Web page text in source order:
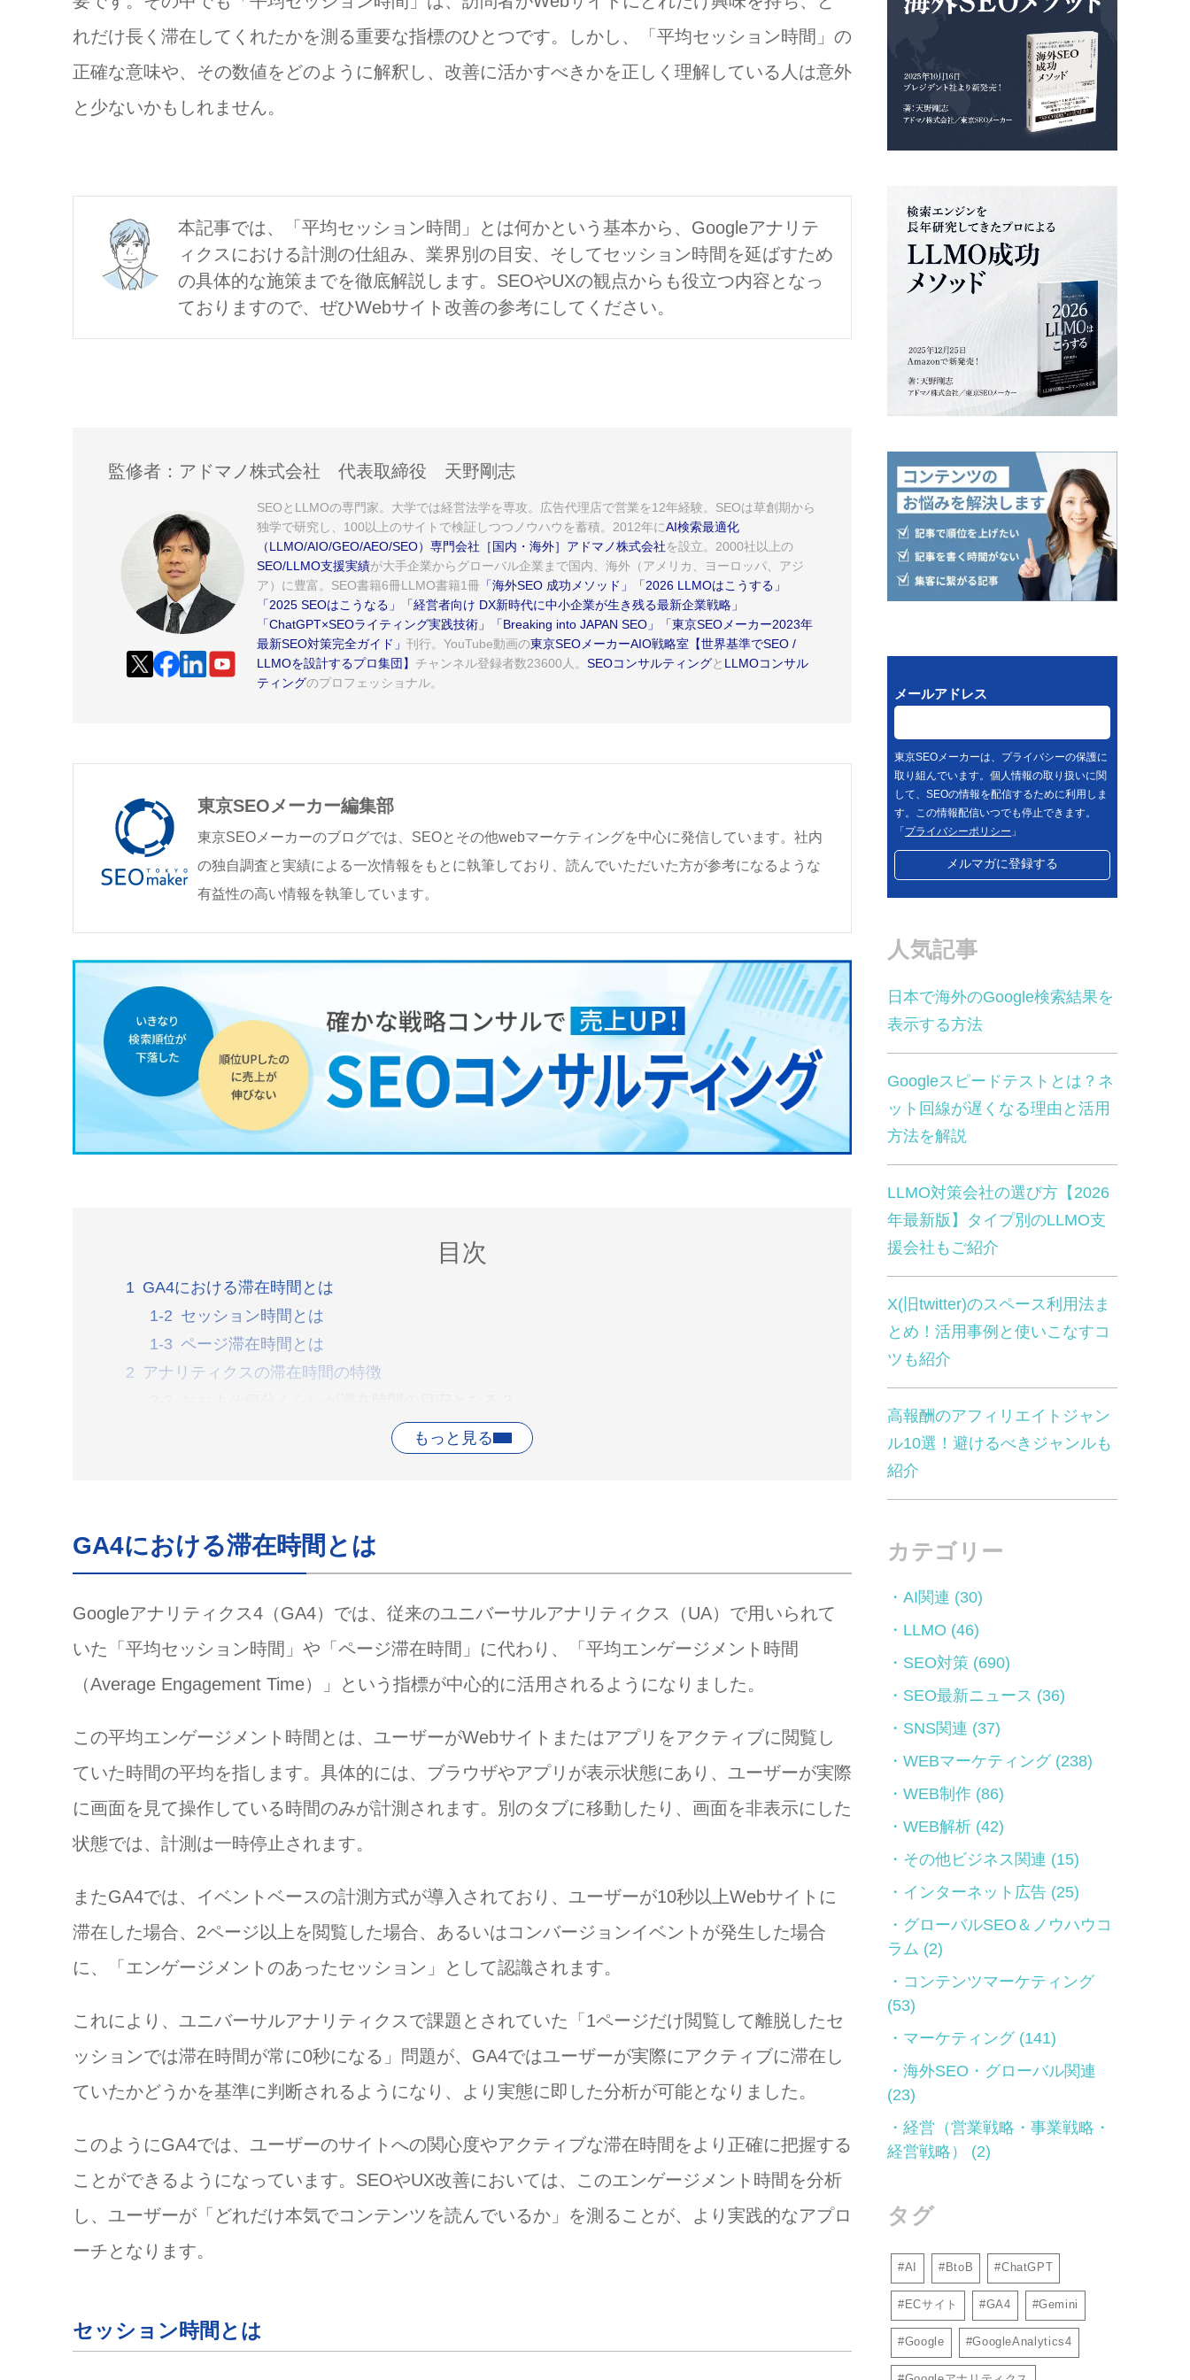
れだけ長く滞在してくれたかを測る重要な指標のひとつです。しかし、「平均セッション時間」の
正確な意味や、その数値をどのように解釈し、改善に活かすべきかを正しく理解している人は意外
と少ないかもしれません。
本記事では、「平均セッション時間」とは何かという基本から、Googleアナリテ
ィクスにおける計測の仕組み、業界別の目安、そしてセッション時間を延ばすため
の具体的な施策までを徹底解説します。SEOやUXの観点からも役立つ内容となっ
ておりますので、ぜひWebサイト改善の参考にしてください。
監修者：アドマノ株式会社 代表取締役 天野剛志
SEOとLLMOの専門家。大学では経営法学を専攻。広告代理店で営業を12年経験。SEOは草創期から
独学で研究し、100以上のサイトで検証しつつノウハウを蓄積。2012年にAI検索最適化
（LLMO/AIO/GEO/AEO/SEO）専門会社［国内・海外］アドマノ株式会社を設立。2000社以上の
SEO/LLMO支援実績が大手企業からグローバル企業まで国内、海外（アメリカ、ヨーロッパ、アジ
ア）に豊富。SEO書籍6冊LLMO書籍1冊 「海外SEO 成功メソッド」
「2026 LLMOはこうする」
「2025 SEOはこうなる」
「経営者向け DX新時代に中小企業が生き残る最新企業戦略」
「ChatGPT×SEOライティング実践技術」
「Breaking into JAPAN SEO」
「東京SEOメーカー2023年
最新SEO対策完全ガイド」 刊行。YouTube動画の東京SEOメーカーAIO戦略室【世界基準でSEO /
LLMOを設計するプロ集団】 チャンネル登録者数23600人。 SEOコンサルティングと LLMOコンサル
ティングのプロフェッショナル。
東京SEOメーカー編集部
東京SEOメーカーのブログでは、SEOとその他webマーケティングを中心に発信しています。社内
の独自調査と実績による一次情報をもとに執筆しており、読んでいただいた方が参考になるような
有益性の高い情報を執筆しています。
目次
GA4における滞在時間とは
セッション時間とは
ページ滞在時間とは
アナリティクスの滞在時間の特徴
滞在時間はどのように計測されているのか
アナリティクスの滞在時間の見方【GA4仕様】
平均エンゲージメント時間（セッション単位）
アナリティクスの滞在時間を見るときに避けたいこと
特定の指標に絞った滞在時間だけ見る
滞在時間の短いページだけ無視する
見出しを使い1つのコンテンツを短くまとめる
検索意図に合った構成
文章を補足できる画像を使う
内部リンクの構造を見直す
まとめ
GA4における滞在時間とは
Googleアナリティクス4（GA4）では、従来のユニバーサルアナリティクス（UA）で用いられて
いた「平均セッション時間」や「ページ滞在時間」に代わり、「平均エンゲージメント時間
（Average Engagement Time）」という指標が中心的に活用されるようになりました。
この平均エンゲージメント時間とは、ユーザーがWebサイトまたはアプリをアクティブに閲覧し
ていた時間の平均を指します。具体的には、ブラウザやアプリが表示状態にあり、ユーザーが実際
に画面を見て操作している時間のみが計測されます。別のタブに移動したり、画面を非表示にした
状態では、計測は一時停止されます。
またGA4では、イベントベースの計測方式が導入されており、ユーザーが10秒以上Webサイトに
滞在した場合、2ページ以上を閲覧した場合、あるいはコンバージョンイベントが発生した場合
に、「エンゲージメントのあったセッション」として認識されます。
これにより、ユニバーサルアナリティクスで課題とされていた「1ページだけ閲覧して離脱したセ
ッションでは滞在時間が常に0秒になる」問題が、GA4ではユーザーが実際にアクティブに滞在し
ていたかどうかを基準に判断されるようになり、より実態に即した分析が可能となりました。
このようにGA4では、ユーザーのサイトへの関心度やアクティブな滞在時間をより正確に把握する
ことができるようになっています。SEOやUX改善においては、このエンゲージメント時間を分析
し、ユーザーが「どれだけ本気でコンテンツを読んでいるか」を測ることが、より実践的なアプロ
ーチとなります。
セッション時間とは
メールアドレス
東京SEOメーカーは、プライバシーの保護に
取り組んでいます。個人情報の取り扱いに関
して、SEOの情報を配信するために利用しま
す。この情報配信いつでも停止できます。
「 プライバシーポリシー 」
人気記事
日本で海外のGoogle検索結果を
表示する方法
Googleスピードテストとは？ネ
ット回線が遅くなる理由と活用
方法を解説
LLMO対策会社の選び方【2026
年最新版】タイプ別のLLMO支
援会社もご紹介
X(旧twitter)のスペース利用法ま
とめ！活用事例と使いこなすコ
ツも紹介
高報酬のアフィリエイトジャン
ル10選！避けるべきジャンルも
紹介
カテゴリー
AI関連 (30)
LLMO (46)
SEO対策 (690)
SEO最新ニュース (36)
SNS関連 (37)
WEBマーケティング(238)
WEB制作 (86)
WEB解析 (42)
その他ビジネス関連 (15)
インターネット広告 (25)
グローバルSEO＆ノウハウコ
ラム (2)
コンテンツマーケティング
(53)
マーケティング(141)
海外SEO・グローバル関連
(23)
経営（営業戦略・事業戦略・
経営戦略）
(2)
タグ
AI BtoB ChatGPT
ECサイト GA4 Gemini
Google GoogleAnalytics4